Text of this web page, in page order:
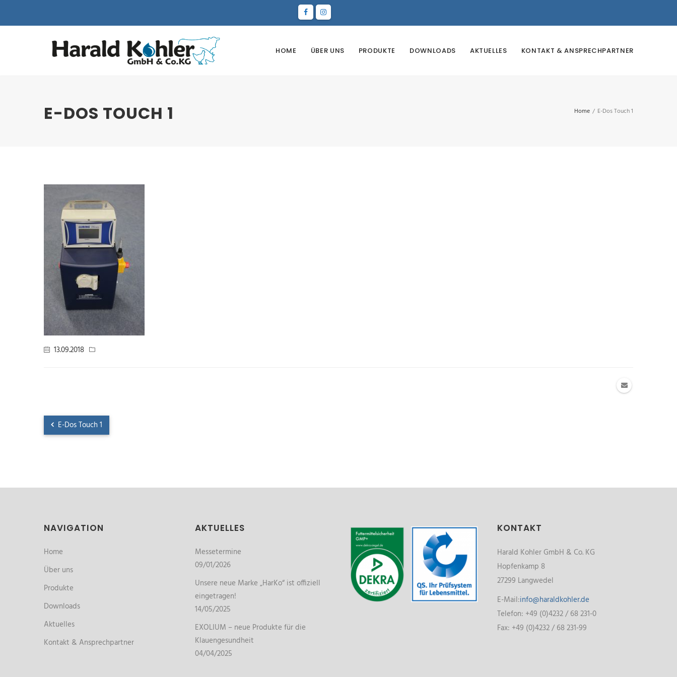
HOME ÜBER UNS PRODUKTE DOWNLOADS AKTUELLES KONTAKT & ANSPRECHPARTNER
E-DOS TOUCH 1 Home / E-Dos Touch 1
13.09.2018
E-Dos Touch 1
NAVIGATION
Home
Über uns
Produkte
Downloads
Aktuelles
Kontakt & Ansprechpartner
AKTUELLES
Messetermine
09/01/2026
Unsere neue Marke „HarKo“ ist offiziell
eingetragen!
14/05/2025
EXOLIUM – neue Produkte für die
Klauengesundheit
04/04/2025
KONTAKT
Harald Kohler GmbH & Co. KG
Hopfenkamp 8
27299 Langwedel
E-Mail:info@haraldkohler.de
Telefon: +49 (0)4232 / 68 231-0
Fax: +49 (0)4232 / 68 231-99